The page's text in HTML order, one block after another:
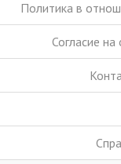
Политика в
Согласие